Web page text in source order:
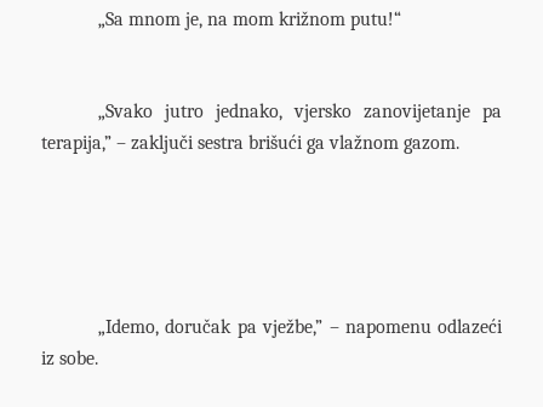
„Sa mnom je, na mom križnom putu!“
„Svako jutro jednako, vjersko zanovijetanje pa
terapija,” – zaključi sestra brišući ga vlažnom gazom.
„Idemo, doručak pa vježbe,” – napomenu odlazeći
iz sobe.